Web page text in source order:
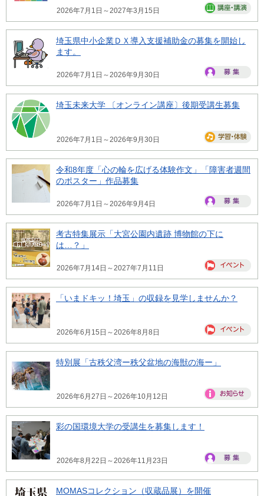
2026年7月1日～2027年3月15日
埼玉県中小企業ＤＸ導入支援補助金の募集を開始し
ます。
2026年7月1日～2026年9月30日
埼玉未来大学 〔オンライン講座〕後期受講生募集
2026年7月1日～2026年9月30日
令和8年度「心の輪を広げる体験作文」「障害者週間
のポスター」作品募集
2026年7月1日～2026年9月4日
考古特集展示「大宮公園内遺跡 博物館の下に
は…？」
2026年7月14日～2027年7月11日
「いまドキッ！埼玉」の収録を見学しませんか？
2026年6月15日～2026年8月8日
特別展「古秩父湾ー秩父盆地の海獣の海ー」
2026年6月27日～2026年10月12日
彩の国環境大学の受講生を募集します！
2026年8月22日～2026年11月23日
MOMASコレクション（収蔵品展）を開催